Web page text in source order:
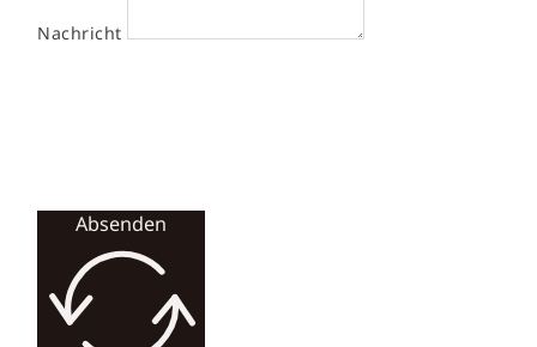
Nachricht
Absenden